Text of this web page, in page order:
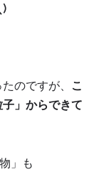
)
のですが、
こ
」からできて
」も